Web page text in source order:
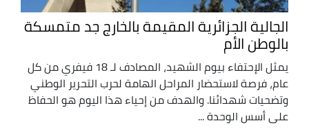
الجالية الجزائرية المقيمة بالخارج جد متمسكة
بالوطن الأم
يمثل الإحتفاء بيوم الشهيد، المصادف لـ 18 فيفري من كل
عام، فرصة لاستحضار المراحل الهامة لحرب التحرير الوطني
وتضحيات شهدائنا. والهدف من إحياء هذا اليوم هو الحفاظ
على أسس الوحدة ...